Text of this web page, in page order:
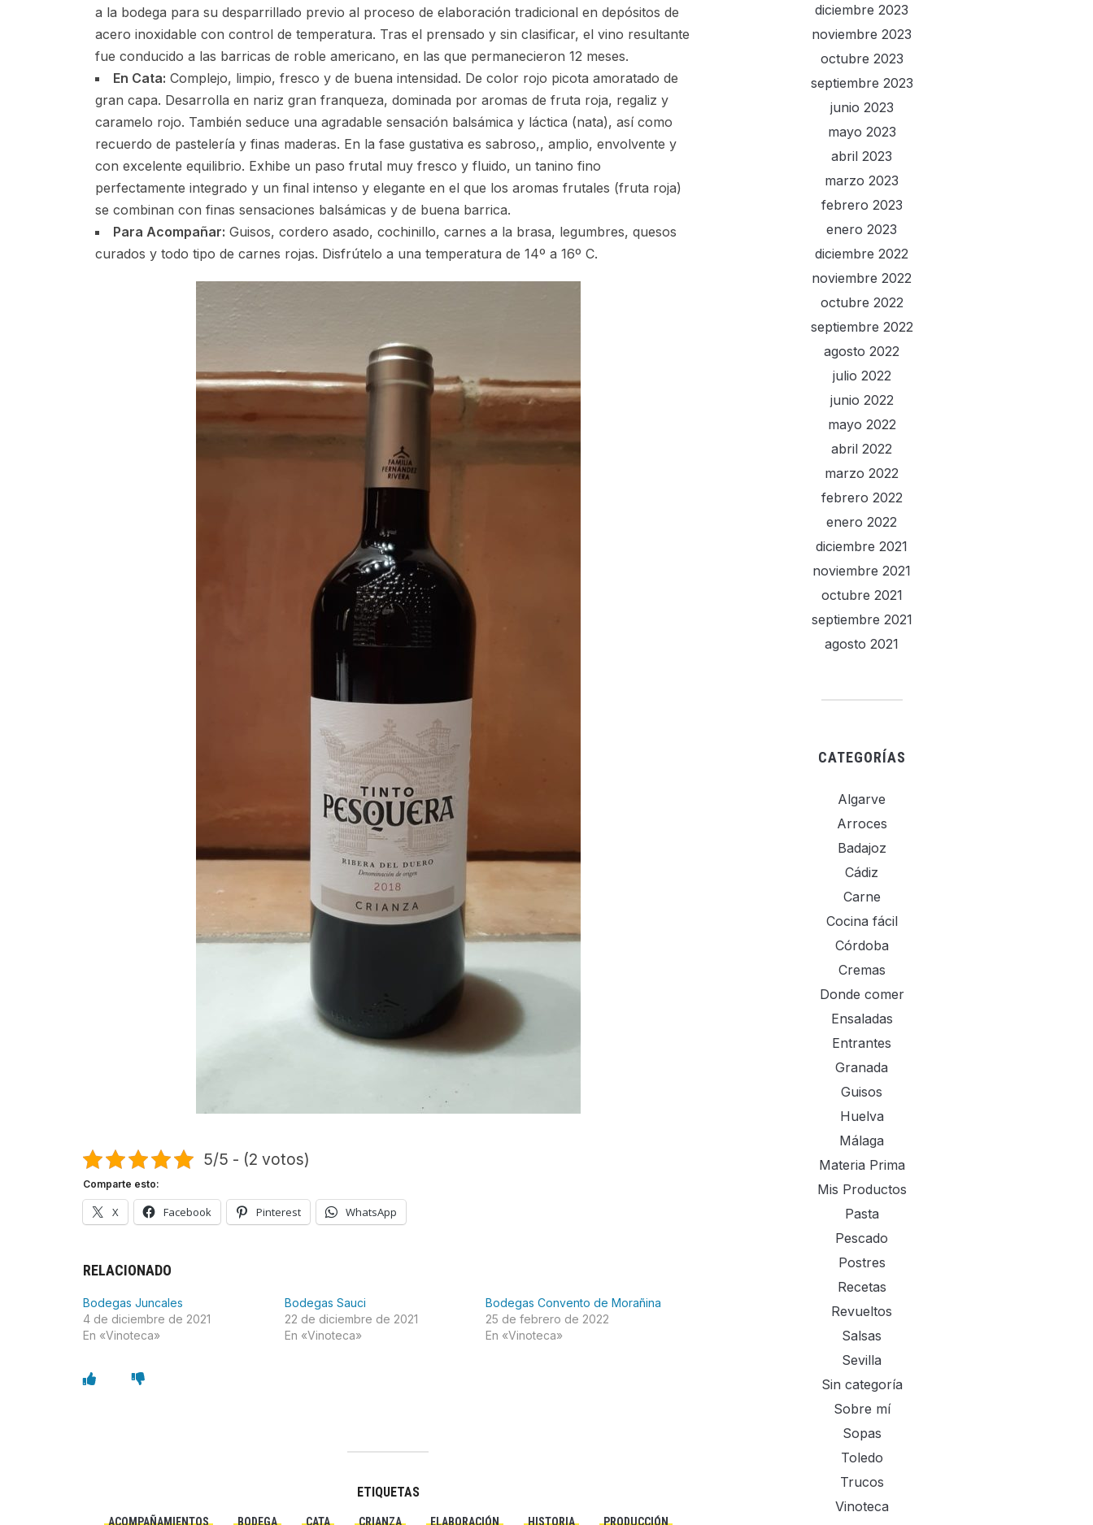
a la bodega para su desparrillado previo al proceso de elaboración tradicional en depósitos de
acero inoxidable con control de temperatura. Tras el prensado y sin clasificar, el vino resultante
fue conducido a las barricas de roble americano, en las que permanecieron 12 meses.
En Cata: Complejo, limpio, fresco y de buena intensidad. De color rojo picota amoratado de
gran capa. Desarrolla en nariz gran franqueza, dominada por aromas de fruta roja, regaliz y
caramelo rojo. También seduce una agradable sensación balsámica y láctica (nata), así como
recuerdo de pastelería y finas maderas. En la fase gustativa es sabroso,, amplio, envolvente y
con excelente equilibrio. Exhibe un paso frutal muy fresco y fluido, un tanino fino
perfectamente integrado y un final intenso y elegante en el que los aromas frutales (fruta roja)
se combinan con finas sensaciones balsámicas y de buena barrica.
Para Acompañar: Guisos, cordero asado, cochinillo, carnes a la brasa, legumbres, quesos
curados y todo tipo de carnes rojas. Disfrútelo a una temperatura de 14º a 16º C.
5/5 - (2 votos)
Comparte esto:
X Facebook Pinterest WhatsApp
RELACIONADO
Bodegas Juncales
4 de diciembre de 2021
En «Vinoteca»
Bodegas Sauci
22 de diciembre de 2021
En «Vinoteca»
Bodegas Convento de Morañina
25 de febrero de 2022
En «Vinoteca»
ETIQUETAS
ACOMPAÑAMIENTOS BODEGA CATA CRIANZA ELABORACIÓN HISTORIA PRODUCCIÓN
diciembre 2023
noviembre 2023
octubre 2023
septiembre 2023
junio 2023
mayo 2023
abril 2023
marzo 2023
febrero 2023
enero 2023
diciembre 2022
noviembre 2022
octubre 2022
septiembre 2022
agosto 2022
julio 2022
junio 2022
mayo 2022
abril 2022
marzo 2022
febrero 2022
enero 2022
diciembre 2021
noviembre 2021
octubre 2021
septiembre 2021
agosto 2021
CATEGORÍAS
Algarve
Arroces
Badajoz
Cádiz
Carne
Cocina fácil
Córdoba
Cremas
Donde comer
Ensaladas
Entrantes
Granada
Guisos
Huelva
Málaga
Materia Prima
Mis Productos
Pasta
Pescado
Postres
Recetas
Revueltos
Salsas
Sevilla
Sin categoría
Sobre mí
Sopas
Toledo
Trucos
Vinoteca